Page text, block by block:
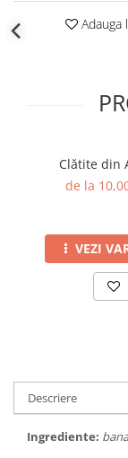
Adauga
Clătite din
de la
VEZI
Descriere
Ingrediente: